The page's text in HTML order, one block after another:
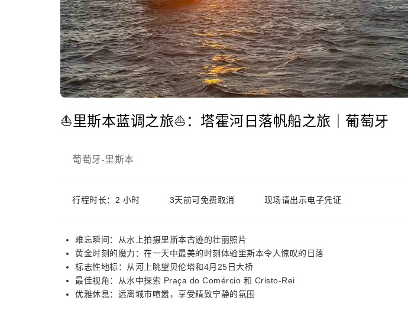
⛵里斯本蓝调之旅⛵：塔霍河日落帆船之旅｜葡萄牙
葡萄牙-里斯本
行程时长：2 小时 3天前可免费取消 现场请出示电子凭证
难忘瞬间：从水上拍摄里斯本古迹的壮丽照片
黄金时刻的魔力：在一天中最美的时刻体验里斯本令人惊叹的日落
标志性地标：从河上眺望贝伦塔和4月25日大桥
最佳视角：从水中探索 Praça do Comércio 和 Cristo-Rei
优雅休息：远离城市喧嚣，享受精致宁静的氛围